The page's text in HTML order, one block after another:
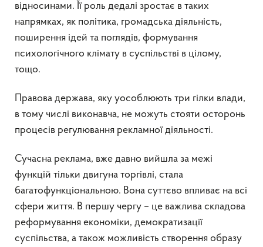
відносинами. Її роль дедалі зростає в таких
напрямках, як політика, громадська діяльність,
поширення ідей та поглядів, формування
психологічного клімату в суспільстві в цілому,
тощо.
Правова держава, яку уособлюють три гілки влади,
в тому числі виконавча, не можуть стояти осторонь
процесів регулювання рекламної діяльності.
Сучасна реклама, вже давно вийшла за межі
функцій тільки двигуна торгівлі, стала
багатофункціональною. Вона суттєво впливає на всі
сфери життя. В першу чергу – це важлива складова
реформування економіки, демократизації
суспільства, а також можливість створення образу